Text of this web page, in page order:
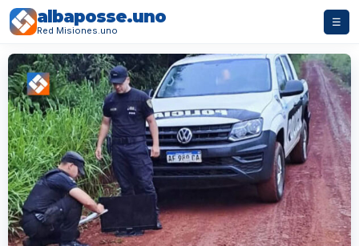
albaposse.uno
Red Misiones.uno
☰